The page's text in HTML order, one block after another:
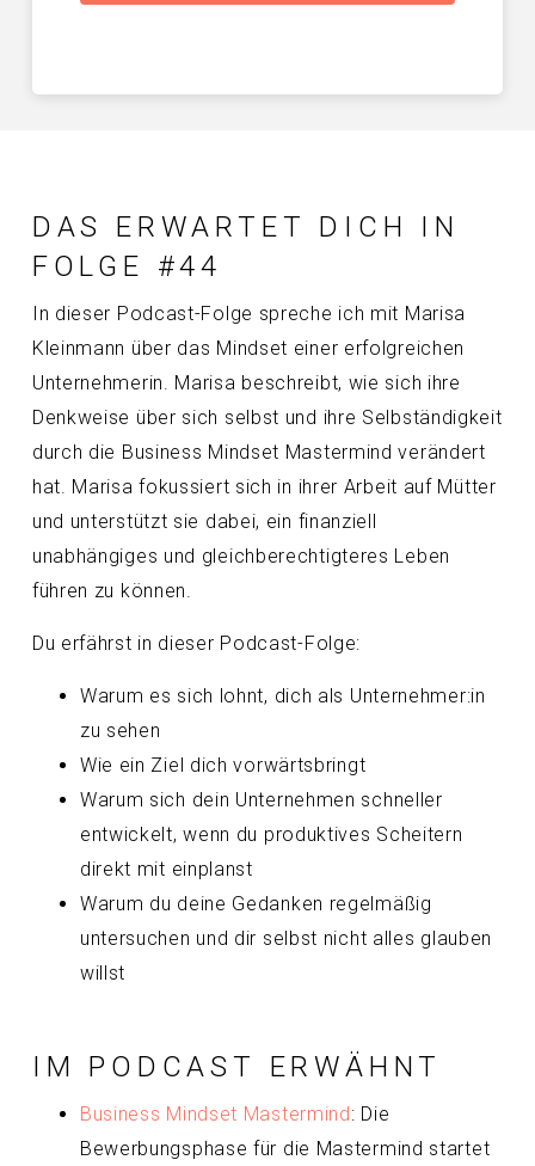
DAS ERWARTET DICH IN
FOLGE #44
In dieser Podcast-Folge spreche ich mit Marisa
Kleinmann über das Mindset einer erfolgreichen
Unternehmerin. Marisa beschreibt, wie sich ihre
Denkweise über sich selbst und ihre Selbständigkeit
durch die Business Mindset Mastermind verändert
hat. Marisa fokussiert sich in ihrer Arbeit auf Mütter
und unterstützt sie dabei, ein finanziell
unabhängiges und gleichberechtigteres Leben
führen zu können.
Du erfährst in dieser Podcast-Folge:
Warum es sich lohnt, dich als Unternehmer:in
zu sehen
Wie ein Ziel dich vorwärtsbringt
Warum sich dein Unternehmen schneller
entwickelt, wenn du produktives Scheitern
direkt mit einplanst
Warum du deine Gedanken regelmäßig
untersuchen und dir selbst nicht alles glauben
willst
IM PODCAST ERWÄHNT
Business Mindset Mastermind: Die
Bewerbungsphase für die Mastermind startet